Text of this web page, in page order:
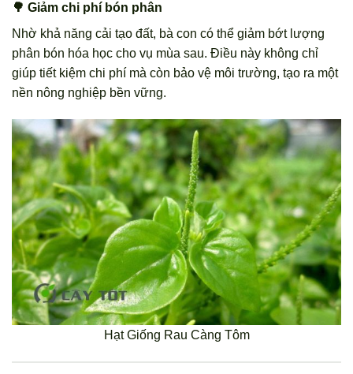
🌳 Giảm chi phí bón phân
Nhờ khả năng cải tạo đất, bà con có thể giảm bớt lượng
phân bón hóa học cho vụ mùa sau. Điều này không chỉ
giúp tiết kiệm chi phí mà còn bảo vệ môi trường, tạo ra một
nền nông nghiệp bền vững.
Hạt Giống Rau Càng Tôm